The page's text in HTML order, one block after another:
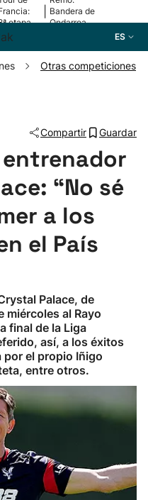
etapa
Bandera de
Ondarroa
ES
Otras competiciones
Compartir Guardar
entrenador
“No sé
a los
el País
Palace, de
miércoles al Rayo
final de la Liga
así, a los éxitos
el propio Iñigo
entre otros.